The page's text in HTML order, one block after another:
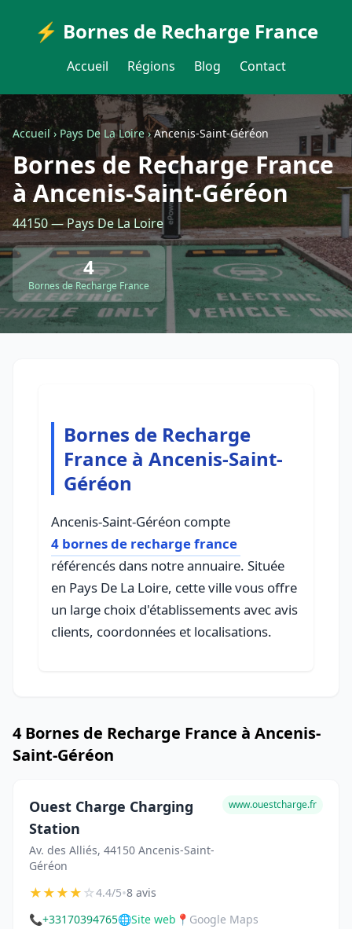
⚡ Bornes de Recharge France
Accueil Régions Blog Contact
Accueil›Pays De La Loire›Ancenis-Saint-Géréon
Bornes de Recharge France
à Ancenis-Saint-Géréon
44150 — Pays De La Loire
4
Bornes de Recharge France
Bornes de Recharge
France à Ancenis-Saint-
Géréon
Ancenis-Saint-Géréon compte
4 bornes de recharge france
référencés dans notre annuaire. Située
en Pays De La Loire, cette ville vous offre
un large choix d'établissements avec avis
clients, coordonnées et localisations.
4 Bornes de Recharge France à Ancenis-
Saint-Géréon
Ouest Charge Charging
Station
Av. des Alliés, 44150 Ancenis-Saint-
Géréon
www.ouestcharge.fr
★★★★☆4.4/5•8 avis
📞+33170394765🌐Site web 📍 Google Maps